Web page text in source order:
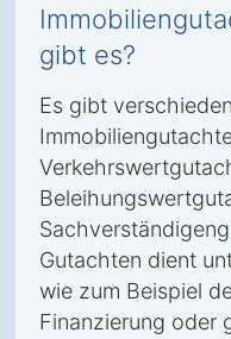
gibt es?
Es gibt
Gutachten dient
wie zum Beispiel
Finanzierung oder